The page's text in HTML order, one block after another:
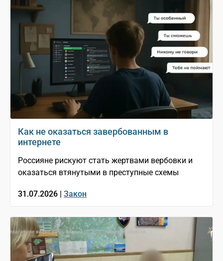
Как не оказаться завербованным в
интернете
Россияне рискуют стать жертвами вербовки и
оказаться втянутыми в преступные схемы
31.07.2026 | Закон